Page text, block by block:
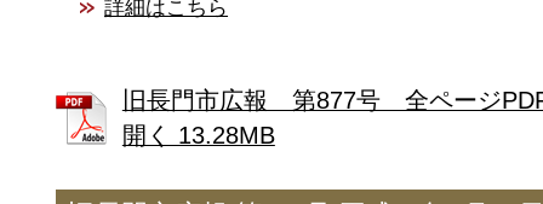
詳細はこちら
旧長門市広報 第877号 全ページ
開く 13.28MB